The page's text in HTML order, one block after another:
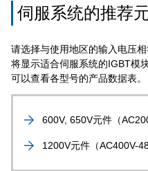
伺服系统的推荐
请选择与使用地区的输入电压相
将显示适合伺服系统的IGBT模
可以查看各型号的产品数据表。
600V, 650V元件（
1200V元件（AC400V-